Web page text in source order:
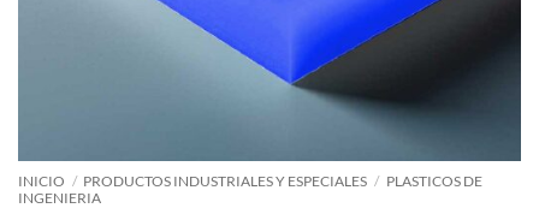
INICIO / PRODUCTOS INDUSTRIALES Y ESPECIALES / PLASTICOS DE
INGENIERIA